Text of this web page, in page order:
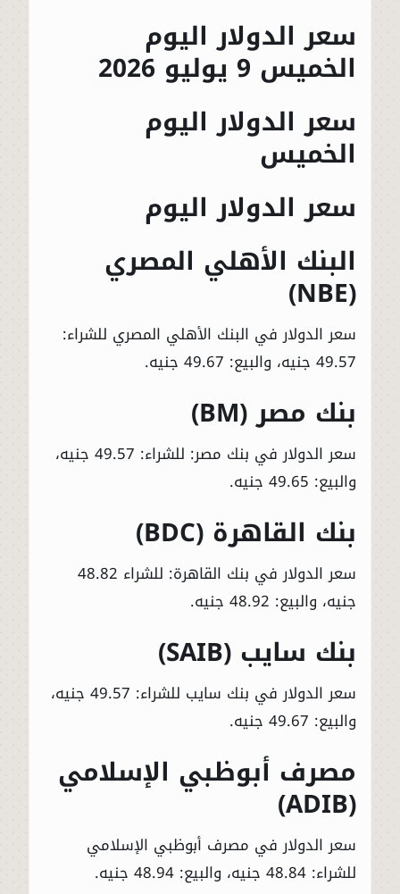
سعر الدولار اليوم
الخميس 9 يوليو 2026
سعر الدولار اليوم
الخميس
سعر الدولار اليوم
البنك الأهلي المصري
(NBE)
سعر الدولار في البنك الأهلي المصري للشراء:
49.57 جنيه، والبيع: 49.67 جنيه.
بنك مصر (BM)
سعر الدولار في بنك مصر: للشراء: 49.57 جنيه،
والبيع: 49.65 جنيه.
بنك القاهرة (BDC)
سعر الدولار في بنك القاهرة: للشراء 48.82
جنيه، والبيع: 48.92 جنيه.
بنك سايب (SAIB)
سعر الدولار في بنك سايب للشراء: 49.57 جنيه،
والبيع: 49.67 جنيه.
مصرف أبوظبي الإسلامي
(ADIB)
سعر الدولار في مصرف أبوظبي الإسلامي
للشراء: 48.84 جنيه، والبيع: 48.94 جنيه.